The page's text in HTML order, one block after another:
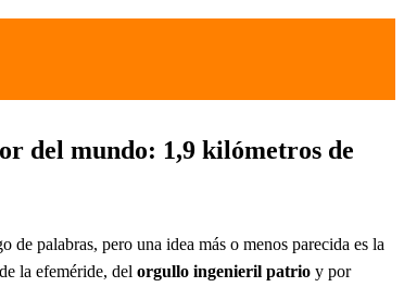
del mundo: 1,9 kilómetros de
palabras, pero una idea más o menos parecida es la
la efeméride, del orgullo ingenieril patrio y por